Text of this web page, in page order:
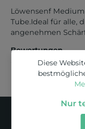
Löwensenf
Tube.Ideal für alle,
angenehmen
Bewertungen
Abonnieren
Diese
Nur